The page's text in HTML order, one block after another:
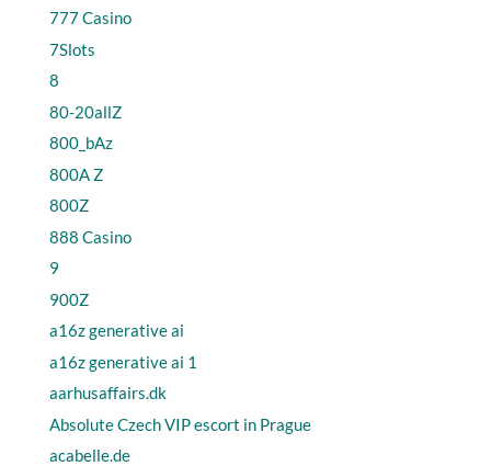
777 Casino
7Slots
8
80-20allZ
800_bAz
800A Z
800Z
888 Casino
9
900Z
a16z generative ai
a16z generative ai 1
aarhusaffairs.dk
Absolute Czech VIP escort in Prague
acabelle.de